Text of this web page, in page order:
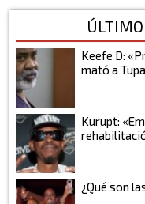
Keefe D:
mató a
Kurupt:
¿Qué son